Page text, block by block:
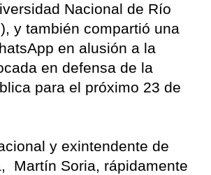
Nacional de Río
y también compartió una
en alusión a la
en defensa de la
para el próximo 23 de
y exintendente de
Martín Soria, rápidamente